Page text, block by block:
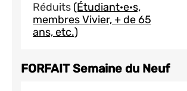
Réduits (Étudiant·e·s,
membres Vivier, + de 65
ans, etc.)
FORFAIT Semaine du Neuf